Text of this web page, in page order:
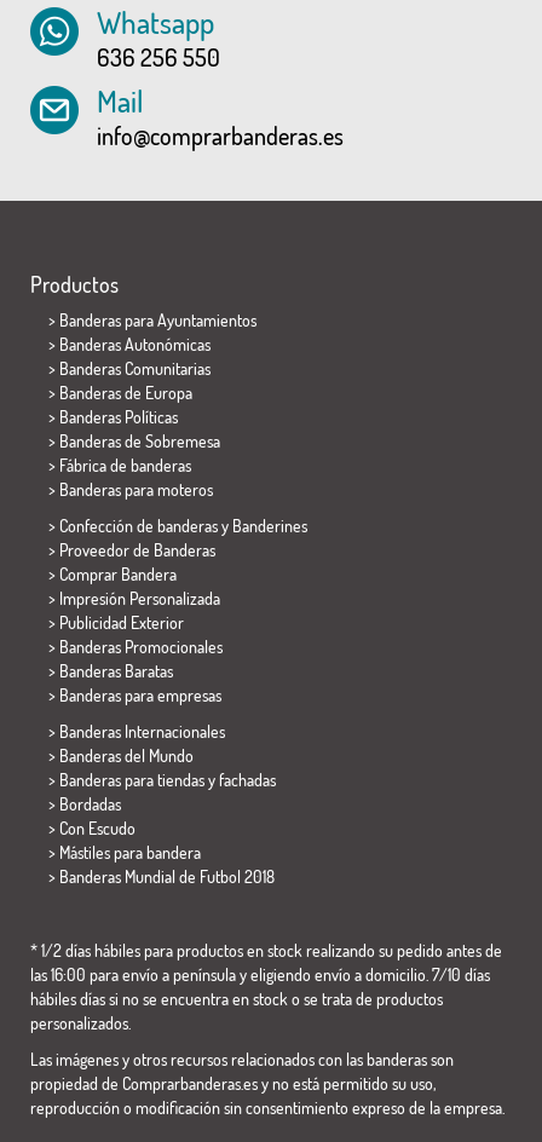
Whatsapp
636 256 550
Mail
info@comprarbanderas.es
Productos
> Banderas para Ayuntamientos
> Banderas Autonómicas
> Banderas Comunitarias
> Banderas de Europa
> Banderas Políticas
> Banderas de Sobremesa
> Fábrica de banderas
> Banderas para moteros
> Confección de banderas y Banderines
> Proveedor de Banderas
> Comprar Bandera
> Impresión Personalizada
> Publicidad Exterior
> Banderas Promocionales
> Banderas Baratas
> Banderas para empresas
> Banderas Internacionales
> Banderas del Mundo
> Banderas para tiendas y fachadas
> Bordadas
> Con Escudo
> Mástiles para bandera
> Banderas Mundial de Futbol 2018
* 1/2 días hábiles para productos en stock realizando su pedido antes de
las 16:00 para envío a península y eligiendo envío a domicilio. 7/10 días
hábiles días si no se encuentra en stock o se trata de productos
personalizados.
Las imágenes y otros recursos relacionados con las banderas son
propiedad de Comprarbanderas.es y no está permitido su uso,
reproducción o modificación sin consentimiento expreso de la empresa.